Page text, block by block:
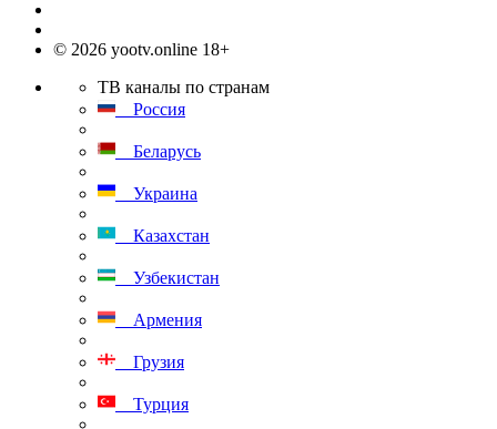
© 2026 yootv.online 18+
ТВ каналы по странам
Россия
Беларусь
Украина
Казахстан
Узбекистан
Армения
Грузия
Турция